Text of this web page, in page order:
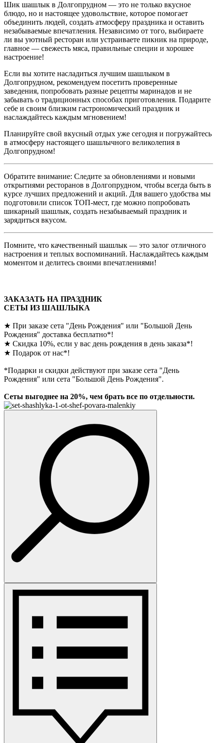
Шик шашлык в Долгопрудном — это не только вкусное
блюдо, но и настоящее удовольствие, которое помогает
объединить людей, создать атмосферу праздника и оставить
незабываемые впечатления. Независимо от того, выбираете
ли вы уютный ресторан или устраиваете пикник на природе,
главное — свежесть мяса, правильные специи и хорошее
настроение!
Если вы хотите насладиться лучшим шашлыком в
Долгопрудном, рекомендуем посетить проверенные
заведения, попробовать разные рецепты маринадов и не
забывать о традиционных способах приготовления. Подарите
себе и своим близким гастрономический праздник и
наслаждайтесь каждым мгновением!
Планируйте свой вкусный отдых уже сегодня и погружайтесь
в атмосферу настоящего шашлычного великолепия в
Долгопрудном!
Обратите внимание: Следите за обновлениями и новыми
открытиями ресторанов в Долгопрудном, чтобы всегда быть в
курсе лучших предложений и акций. Для вашего удобства мы
подготовили список ТОП-мест, где можно попробовать
шикарный шашлык, создать незабываемый праздник и
зарядиться вкусом.
Помните, что качественный шашлык — это залог отличного
настроения и теплых воспоминаний. Наслаждайтесь каждым
моментом и делитесь своими впечатлениями!
ЗАКАЗАТЬ НА ПРАЗДНИК
СЕТЫ ИЗ ШАШЛЫКА
★ При заказе сета "День Рождения" или "Большой День
Рождения" доставка бесплатно*!
★ Скидка 10%, если у вас день рождения в день заказа*!
★ Подарок от нас*!
*Подарки и скидки действуют при заказе сета "День
Рождения" или сета "Большой День Рождения".
Сеты выгоднее на 20%, чем брать все по отдельности.